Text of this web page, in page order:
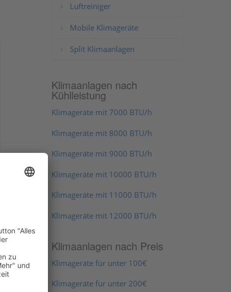
Luftreiniger
Mobile Klimageräte
Split Klimaanlagen
Klimaanlagen nach
Kühlleistung
Klimageräte mit 7000 BTU/h
Klimageräte mit 8000 BTU/h
Klimageräte mit 9000 BTU/h
Klimageräte mit 10000 BTU/h
Klimageräte mit 11000 BTU/h
Klimageräte mit 12000 BTU/h
Klimaanlagen nach Preis
Klimageräte für unter 100€
Klimageräte für unter 200€